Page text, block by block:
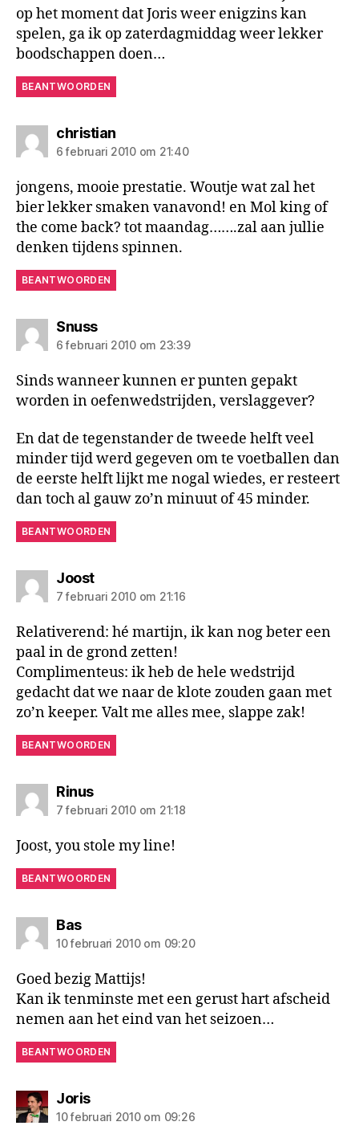
op het moment dat Joris weer enigzins kan
spelen, ga ik op zaterdagmiddag weer lekker
boodschappen doen…
BEANTWOORDEN
christianzegt:
6 februari 2010 om 21:40
jongens, mooie prestatie. Woutje wat zal het
bier lekker smaken vanavond! en Mol king of
the come back? tot maandag…….zal aan jullie
denken tijdens spinnen.
BEANTWOORDEN
Snusszegt:
6 februari 2010 om 23:39
Sinds wanneer kunnen er punten gepakt
worden in oefenwedstrijden, verslaggever?
En dat de tegenstander de tweede helft veel
minder tijd werd gegeven om te voetballen dan
de eerste helft lijkt me nogal wiedes, er resteert
dan toch al gauw zo’n minuut of 45 minder.
BEANTWOORDEN
Joostzegt:
7 februari 2010 om 21:16
Relativerend: hé martijn, ik kan nog beter een
paal in de grond zetten!
Complimenteus: ik heb de hele wedstrijd
gedacht dat we naar de klote zouden gaan met
zo’n keeper. Valt me alles mee, slappe zak!
BEANTWOORDEN
Rinuszegt:
7 februari 2010 om 21:18
Joost, you stole my line!
BEANTWOORDEN
Baszegt:
10 februari 2010 om 09:20
Goed bezig Mattijs!
Kan ik tenminste met een gerust hart afscheid
nemen aan het eind van het seizoen…
BEANTWOORDEN
Joriszegt:
10 februari 2010 om 09:26